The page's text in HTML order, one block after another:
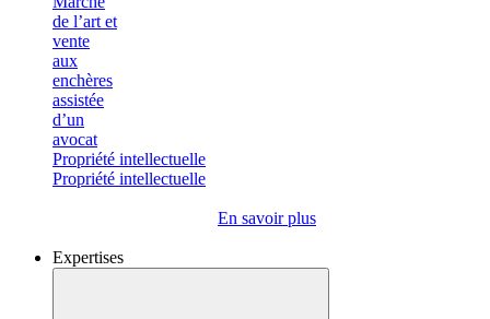
Propriété intellectuelle
Propriété intellectuelle
En savoir plus
Expertises